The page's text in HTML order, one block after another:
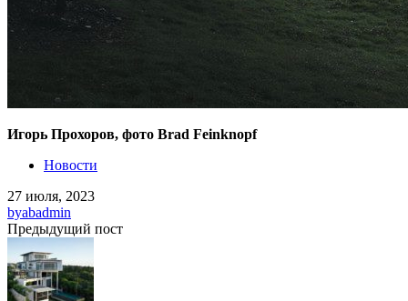
Игорь Прохоров, фото Brad Feinknopf
Новости
27 июля, 2023
byabadmin
Предыдущий пост